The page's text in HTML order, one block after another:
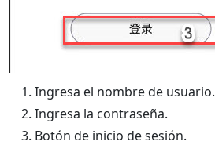
Ingresa el nombre de usuario.
Ingresa la contraseña.
Botón de inicio de sesión.